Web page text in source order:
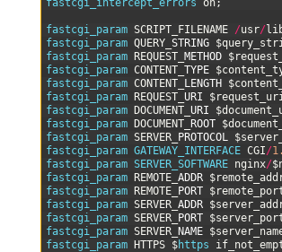
fastcgi_intercept_errors on;
fastcgi_param SCRIPT_FILENAME /usr/
fastcgi_param QUERY_ STRING $
fastcgi_param REQUEST_ METHOD $
fastcgi_param CONTENT_ TYPE $
fastcgi_param CONTENT_ LENGTH $
fastcgi_param REQUEST_ URI $
fastcgi_param DOCUMENT_ URI $
fastcgi_param DOCUMENT_ ROOT $
fastcgi_param SERVER_ PROTOCOL $
fastcgi_param GATEWAY_INTERFACE CGI/
fastcgi_param SERVER_SOFTWARE nginx/$
fastcgi_param REMOTE_ ADDR $
fastcgi_param REMOTE_ PORT $
fastcgi_param SERVER_ ADDR $
fastcgi_param SERVER_ PORT $
fastcgi_param SERVER_ NAME $
fastcgi_param HTTPS $https